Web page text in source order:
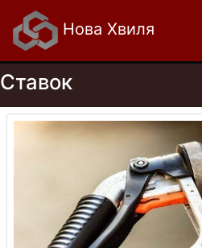
Нова Хвиля
Ставок